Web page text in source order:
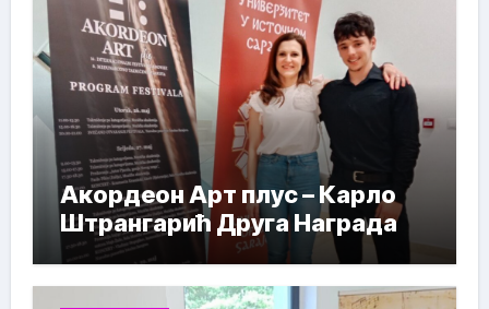
Акордеон Арт плус – Карло
Штрангарић Друга Награда